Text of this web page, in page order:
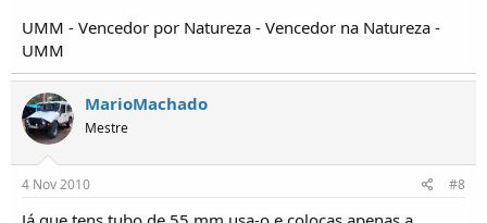
UMM - Vencedor por Natureza - Vencedor na Natureza -
UMM
MarioMachado
Mestre
4 Nov 2010 #8